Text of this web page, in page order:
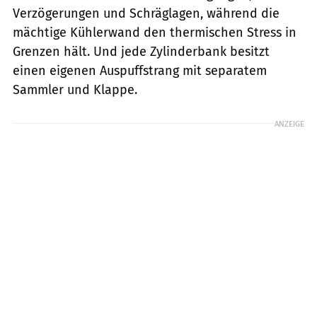
Verzögerungen und Schräglagen, während die
mächtige Kühlerwand den thermischen Stress in
Grenzen hält. Und jede Zylinderbank besitzt
einen eigenen Auspuffstrang mit separatem
Sammler und Klappe.
ANZEIGE